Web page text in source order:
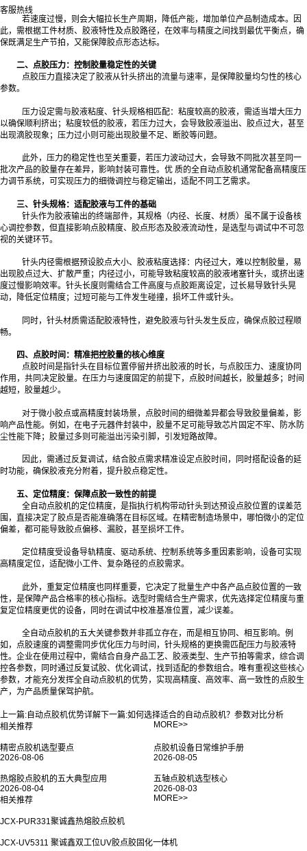
若速度过慢，则会大幅拉长生产周期，降低产能，增加单位产品制造成本。因
此，需根据工件材质、胶液特性及点胶路径，在效率与精度之间找到最优平衡点，确
保既满足生产节拍，又能保障胶点形态达标。
二、点胶压力：控制胶量稳定性的关键
点胶压力直接决定了胶液从针头挤出的流量与速率，是保障胶量均匀性的核心
参数。
压力设定需与胶液粘度、针头规格相匹配：粘度较高的胶液，需适当增大压力
以确保顺利挤出；粘度较低的胶液，若压力过大，会导致胶液溢出、胶点过大，甚至
出现滴胶现象；压力过小则可能出现胶量不足、断胶等问题。
此外，压力的稳定性也至关重要，若压力波动过大，会导致不同批次甚至同一
批次产品的胶量存在差异，影响封装可靠性。优 质的全自动点胶机通常配备高精度压
力调节系统，可实现压力的细微调控与稳定输出，适配不同工艺需求。
三、针头规格：适配胶液与工件的基础
针头作为胶液输出的终端部件，其规格（内径、长度、材质）虽不属于设备核
心调控参数，但直接影响点胶精度、胶点形态及胶液流动性，是选型与调试中不可忽
视的关键环节。
针头内径需根据预设胶点大小、胶液粘度选择：内径过大，难以控制胶量，易
出现胶点过大、扩散严重；内径过小，可能导致粘度较高的胶液堵塞针头，或挤出速
度过慢影响效率。针头长度则需结合工件高度与点胶距离设定，过长易导致针头晃
动，降低定位精度；过短可能与工件发生碰撞，损坏工件或针头。
同时，针头材质需适配胶液特性，避免胶液与针头发生反应，确保点胶过程顺
畅。
四、点胶时间：精准把控胶量的核心维度
点胶时间是指针头在目标位置停留并挤出胶液的时长，与点胶压力、速度协同
作用，共同决定胶量。在压力与速度固定的前提下，点胶时间越长，胶量越多；时间
越短，胶量越少。
对于微小胶点或高精度封装场景，点胶时间的细微差异都会导致胶量偏差，影
响产品性能。例如，在电子元器件封装中，胶量不足可能导致芯片固定不牢、防水防
尘性能下降；胶量过多则可能溢出污染引脚，引发短路故障。
因此，需通过反复调试，结合胶点需求精准设定点胶时间，同时搭配设备的延
时功能，确保胶液充分附着，提升胶点稳定性。
五、定位精度：保障点胶一致性的前提
全自动点胶机的定位精度，是指执行机构带动针头到达预设点胶位置的误差范
围，直接决定了胶点是否能准确落在目标区域。在精密制造场景中，哪怕微小的定位
偏差，都可能导致胶点偏移、漏胶，甚至损坏工件。
定位精度受设备导轨精度、驱动系统、控制系统等多重因素影响，设备可实现
高精度定位，适配微小工件、复杂路径的点胶需求。
此外，重复定位精度也同样重要，它决定了批量生产中各产品点胶位置的一致
性，是保障产品合格率的核心指标。选型时需结合生产需求，优先选择定位精度与重
复定位精度更优的设备，同时在调试中校准基准位置，减少误差。
全自动点胶机的五大关键参数并非孤立存在，而是相互协同、相互影响。例
如，点胶速度的调整需同步优化压力与时间，针头规格的更换需匹配压力与胶液特
性。企业在使用过程中，需结合自身产品工艺、胶液类型、生产节拍等需求，综合调
控各参数，同时通过反复试胶、优化调试，找到适配的参数组合。唯有重视这些核心
参数，才能充分发挥全自动点胶机的优势，实现高精度、高效率、高一致性的点胶生
产，为产品质量保驾护航。
上一篇:自动点胶机优势详解下一篇:如何选择适合的自动点胶机？参数对比分析
相关推荐
MORE>>
精密点胶机选型要点
2026-08-06
点胶机设备日常维护手册
2026-08-05
热熔胶点胶机的五大典型应用
2026-08-04
五轴点胶机选型核心
2026-08-03
相关推荐
MORE>>
JCX-PUR331聚诚鑫热熔胶点胶机
JCX-UV5311 聚诚鑫双工位UV胶点胶固化一体机
客服热线